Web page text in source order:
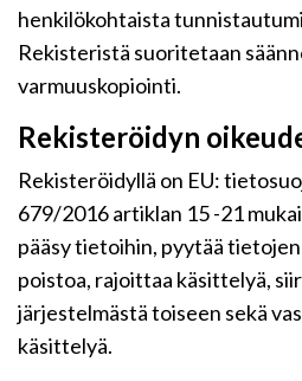
henkilökohtaista
Rekisteristä suoritetaan
varmuuskopiointi.
Rekisteröidyn
Rekisteröidyllä on EU:
679/2016 artiklan 15 -21
pääsy tietoihin, pyytää
poistoa, rajoittaa käsittelyä,
järjestelmästä toiseen sekä
käsittelyä.